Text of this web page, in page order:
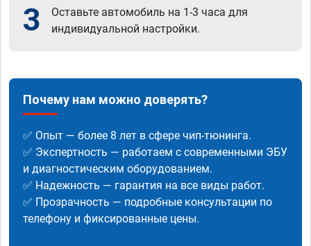
3
Оставьте автомобиль на 1-3 часа для
индивидуальной настройки.
Почему нам можно доверять?
✅ Опыт — более 8 лет в сфере чип-тюнинга.
✅ Экспертность — работаем с современными ЭБУ
и диагностическим оборудованием.
✅ Надежность — гарантия на все виды работ.
✅ Прозрачность — подробные консультации по
телефону и фиксированные цены.